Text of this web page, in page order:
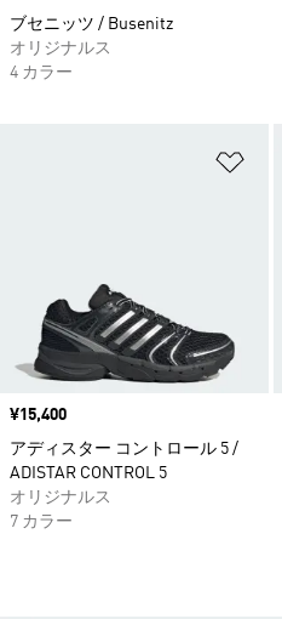
ブセニッツ / Busenitz
オリジナルス
4 カラー
価格
¥15,400
アディスター コントロール 5 /
ADISTAR CONTROL 5
オリジナルス
7 カラー